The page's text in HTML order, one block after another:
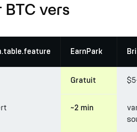
vers
EarnPark
Gratuit
~2 min